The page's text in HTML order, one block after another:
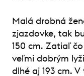
Malá drobná
zjazdovke, tak
150 cm. Zatiaľ
veľmi dobrým
dlhé aj 193 cm.